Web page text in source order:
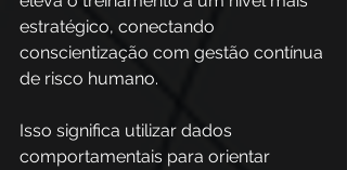
estratégico, conectando
conscientização com gestão contínua
de risco humano.
Isso significa utilizar dados
comportamentais para orientar